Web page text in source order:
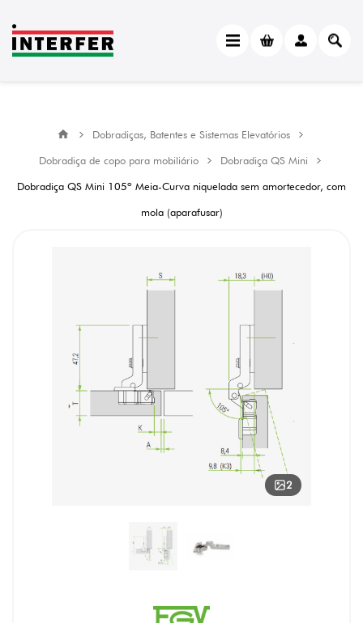
Dobradiças, Batentes e Sistemas Elevatórios
Dobradiça de copo para mobiliário
Dobradiça QS Mini
Dobradiça QS Mini 105º Meia-Curva niquelada sem amortecedor, com
mola (aparafusar)
2